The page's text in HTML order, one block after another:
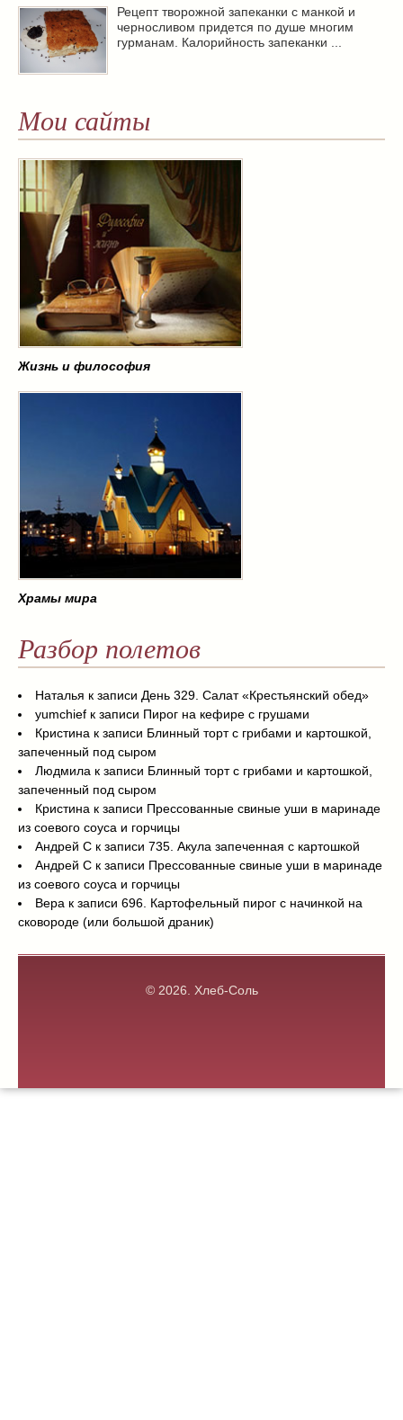
Рецепт творожной запеканки с манкой и
черносливом придется по душе многим
гурманам. Калорийность запеканки ...
Мои сайты
Жизнь и философия
Храмы мира
Разбор полетов
Наталья к записи День 329. Салат «Крестьянский обед»
yumchief к записи Пирог на кефире с грушами
Кристина к записи Блинный торт с грибами и картошкой,
запеченный под сыром
Людмила к записи Блинный торт с грибами и картошкой,
запеченный под сыром
Кристина к записи Прессованные свиные уши в маринаде
из соевого соуса и горчицы
Андрей С к записи 735. Акула запеченная с картошкой
Андрей С к записи Прессованные свиные уши в маринаде
из соевого соуса и горчицы
Вера к записи 696. Картофельный пирог с начинкой на
сковороде (или большой драник)
© 2026. Хлеб-Соль